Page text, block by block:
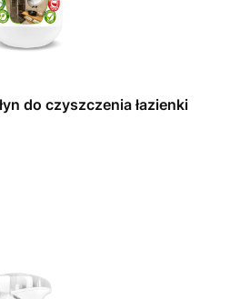
do czyszczenia łazienki